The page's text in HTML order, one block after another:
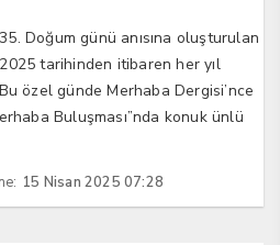
Doğum günü anısına oluşturulan
tarihinden itibaren her yıl
özel günde Merhaba Dergisi’nce
Buluşması”nda konuk ünlü
15 Nisan 2025 07:28